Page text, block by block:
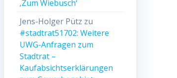
‚Zum Wiebusch‘
Jens-Holger Pütz zu
#stadtrat51702: Weitere
UWG-Anfragen zum
Stadtrat –
Kaufabsichtserklärungen